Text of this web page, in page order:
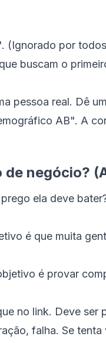
(Ignorado por
buscam o
pessoa real. Dê
AB". A
de negócio?
ela deve
é que muita
é provar
no link. Deve ser
falha. Se